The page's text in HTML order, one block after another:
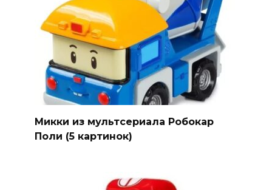
Микки из мультсериала Робокар
Поли (5 картинок)